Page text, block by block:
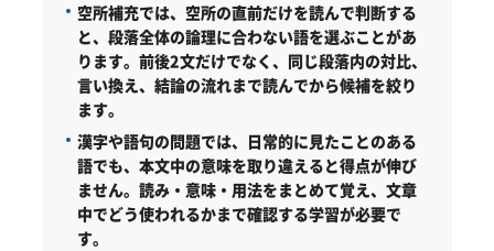
空所補充では、空所の直前だけを読んで判断する
と、段落全体の論理に合わない語を選ぶことがあ
ります。前後2文だけでなく、同じ段落内の対比、
言い換え、結論の流れまで読んでから候補を絞り
ます。
漢字や語句の問題では、日常的に見たことのある
語でも、本文中の意味を取り違えると得点が伸び
ません。読み・意味・用法をまとめて覚え、文章
中でどう使われるかまで確認する学習が必要で
す。